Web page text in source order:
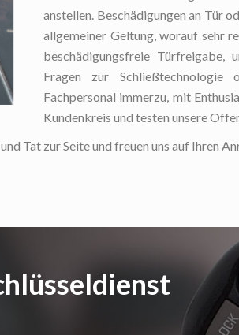
anstellen. Beschädigungen an Tür
allgemeiner Geltung, worauf sehr
beschädigungsfreie Türfreigabe,
Fragen zur Schließtechnologie
Fachpersonal immerzu, mit
Kundenkreis und testen unsere
Tat zur Seite und freuen uns auf Ihren